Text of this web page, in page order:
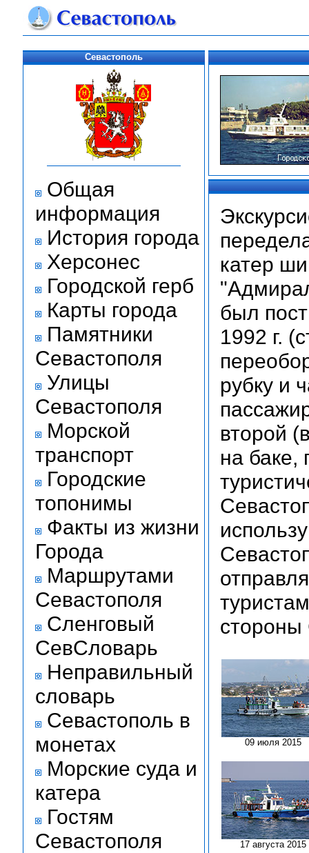
Севастополь
Общая
информация
История города
Херсонес
Городской герб
Карты города
Памятники
Севастополя
Улицы
Севастополя
Морской
транспорт
Городские
топонимы
Факты из жизни
Города
Маршрутами
Севастополя
Сленговый
СевСловарь
Неправильный
словарь
Севастополь в
монетах
Морские суда и
катера
Гостям
Севастополя
катер
был
1992 г.
рубку и
второй
на баке,
стороны
09 июля 2015
17 августа 2015